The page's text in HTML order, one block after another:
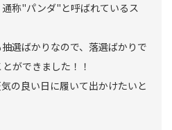
称"パンダ"と呼ばれているス
選ばかりなので、落選ばかりで
ができました！！
の良い日に履いて出かけたいと